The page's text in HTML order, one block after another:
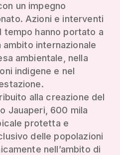
un impegno
Azioni e interventi
tempo hanno portato a
internazionale
ambientale, nella
indigene e nel
alla creazione del
Jauaperi, 600 mila
protetta e
delle popolazioni
nell’ambito di